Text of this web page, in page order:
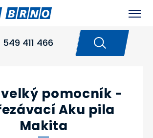
549 411 466MALÝ VELKÝ POMOCNÍK -
pomocník -
Aku pila
Makita